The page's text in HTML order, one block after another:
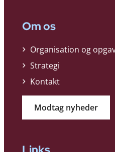
Om os
Organisation og
Strategi
Kontakt
Modtag nyheder